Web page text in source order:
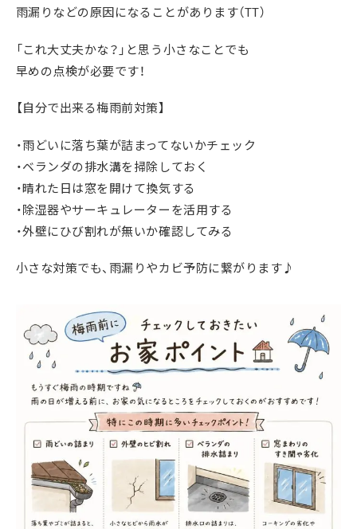
雨漏りなどの原因になることがあります（TT）
「これ大丈夫かな？」と思う小さなことでも
早めの点検が必要です！
【自分で出来る梅雨前対策】
・雨どいに落ち葉が詰まってないかチェック
・ベランダの排水溝を掃除しておく
・晴れた日は窓を開けて換気する
・除湿器やサーキュレーターを活用する
・外壁にひび割れが無いか確認してみる
小さな対策でも、雨漏りやカビ予防に繋がります♪